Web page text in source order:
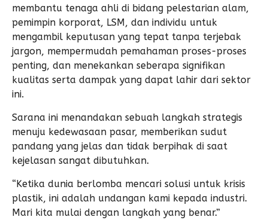
membantu tenaga ahli di bidang pelestarian alam,
pemimpin korporat, LSM, dan individu untuk
mengambil keputusan yang tepat tanpa terjebak
jargon, mempermudah pemahaman proses-proses
penting, dan menekankan seberapa signifikan
kualitas serta dampak yang dapat lahir dari sektor
ini.
Sarana ini menandakan sebuah langkah strategis
menuju kedewasaan pasar, memberikan sudut
pandang yang jelas dan tidak berpihak di saat
kejelasan sangat dibutuhkan.
“Ketika dunia berlomba mencari solusi untuk krisis
plastik, ini adalah undangan kami kepada industri.
Mari kita mulai dengan langkah yang benar.”